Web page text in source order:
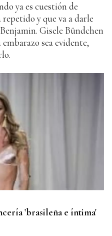
ya es cuestión de
y que va a darle
Gisele Bündchen
sea evidente,
'brasileña e íntima'